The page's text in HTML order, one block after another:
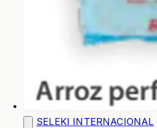
SELEKI INTERNACIONAL